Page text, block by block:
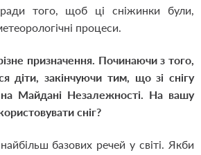
того, щоб ці сніжинки були,
процеси.
призначення. Починаючи з того,
діти, закінчуючи тим, що зі снігу
Майдані Незалежності. На вашу
сніг?
базових речей у світі. Якби